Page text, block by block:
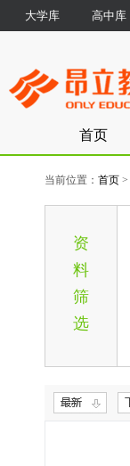
大学库 高中库
首页
当前位置： 首页 >
资
料
筛
选